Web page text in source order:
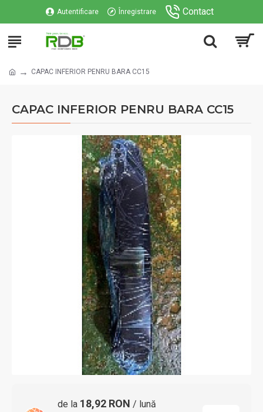
Autentificare Înregistrare Contact
CAPAC INFERIOR PENRU BARA CC15
CAPAC INFERIOR PENRU BARA CC15
de la 18,92 RON / lună